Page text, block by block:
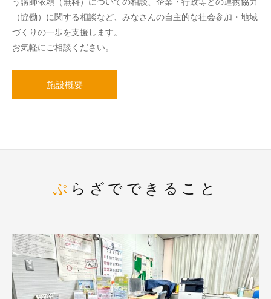
（協働）に関する相談など、みなさんの自主的な社会参加・地域
づくりの一歩を支援します。
お気軽にご相談ください。
施設概要
ぷらざでできること